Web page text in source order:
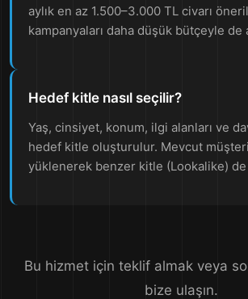
aylık en az 1.500–3.000 TL civarı
kampanyaları daha düşük bütçeyle de
Hedef kitle nasıl seçilir?
Yaş, cinsiyet, konum, ilgi alanları ve
hedef kitle oluşturulur. Mevcut
yüklenerek benzer kitle (Lookalike)
Bu hizmet için teklif almak veya
bize ulaşın.